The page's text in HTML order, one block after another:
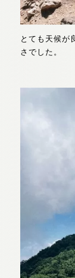
とても天候が
さでした。